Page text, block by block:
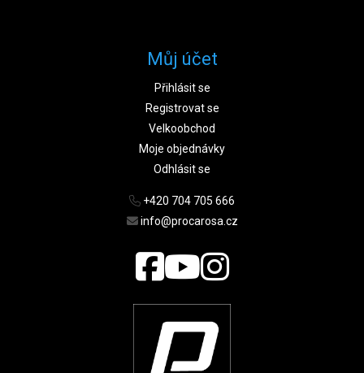
Můj účet
Přihlásit se
Registrovat se
Velkoobchod
Moje objednávky
Odhlásit se
+420 704 705 666
info@procarosa.cz